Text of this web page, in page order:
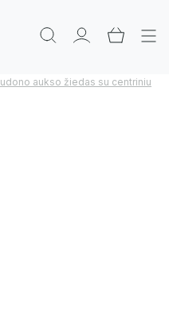
aukso žiedas su centriniu